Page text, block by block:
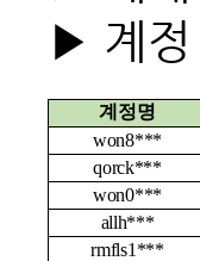
▶ 계정
계정명
won8***
qorck***
won0***
allh***
rmfls1***